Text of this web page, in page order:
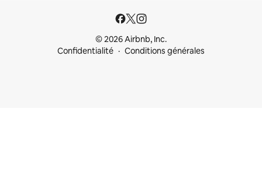
© 2026 Airbnb, Inc.
Confidentialité
Conditions générales